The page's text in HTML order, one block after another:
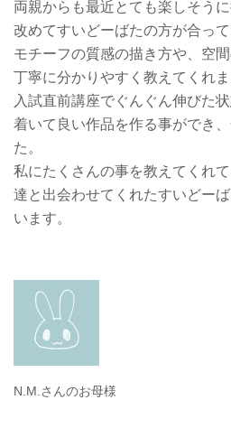
両親からも最近とても楽しそう
改めてすいどーばたの方が合っ
モチーフの質感の描き方や、空
丁寧に分かりやすく教えてくれま
入試直前講座でぐんぐん伸びた
着いて良い作品を作る事ができ
た。
私にたくさんの事を教えてくれ
達と出会わせてくれたすいどー
います。
N.M.さんのお母様